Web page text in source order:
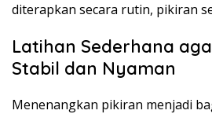
diterapkan secara rutin, pikiran
Latihan Sederhana
Stabil dan Nyaman
Menenangkan pikiran menjadi